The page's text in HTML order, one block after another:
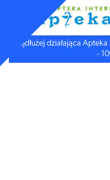
Najdłużej działająca
-